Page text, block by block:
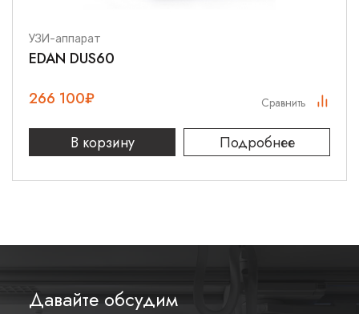
Датчик C1-6-D успешно используется для:
поджелудочная железа)
Урологических обследований
использовании и обслуживании. Специальное покрытие
рабочей поверхности обеспечивает плавное скольжение и
УЗИ-аппарат
EDAN DUS60
266 100₽
В корзину Подробнее
Сравнить
Давайте обсудим